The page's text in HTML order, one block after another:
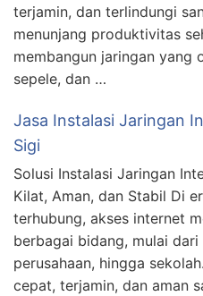
terjamin, dan terlindungi
menunjang produktivitas
membangun jaringan yang
sepele, dan …
Jasa Instalasi Jaringan
Sigi
Solusi Instalasi Jaringan
Kilat, Aman, dan Stabil Di
terhubung, akses internet
berbagai bidang, mulai dari
perusahaan, hingga
cepat, terjamin, dan aman